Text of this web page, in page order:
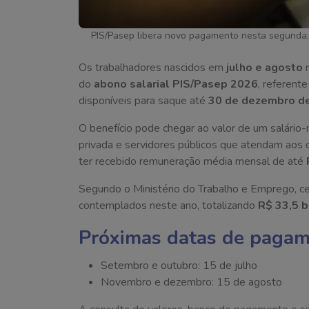
PIS/Pasep libera novo pagamento nesta
Os trabalhadores nascidos em julho e agosto
do abono salarial PIS/Pasep 2026,
disponíveis para saque até 30 de dezembro
O benefício pode chegar ao valor de um
privada e servidores públicos que atendam
ter recebido remuneração média mensal de até
Segundo o Ministério do Trabalho e Emprego,
contemplados neste ano, totalizando R$ 33,5
Próximas datas de
Setembro e outubro: 15 de julho
Novembro e dezembro: 15 de agosto